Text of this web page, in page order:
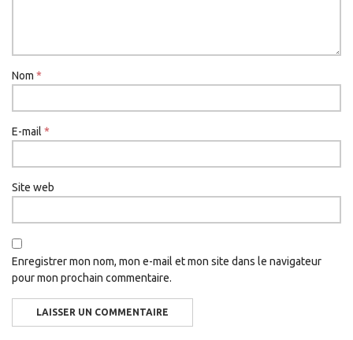
Nom *
E-mail *
Site web
Enregistrer mon nom, mon e-mail et mon site dans le navigateur
pour mon prochain commentaire.